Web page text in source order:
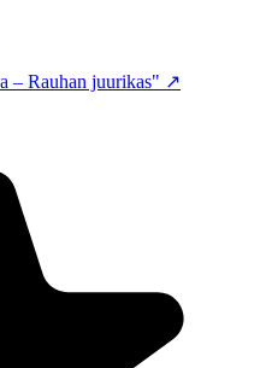
– Rauhan juurikas" ↗